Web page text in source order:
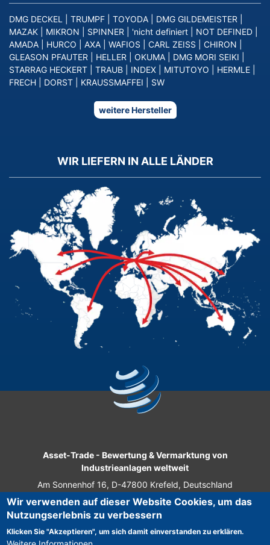
DMG DECKEL TRUMPF TOYODA DMG GILDEMEISTER
MAZAK
MIKRON SPINNER 'nicht definiert NOT DEFINED
AMADA
HURCO AXA WAFIOS CARL ZEISS CHIRON
GLEASON PFAUTER
HELLER OKUMA DMG MORI SEIKI
STARRAG HECKERT
TRAUB INDEX MITUTOYO HERMLE
FRECH
DORST KRAUSSMAFFEI SW
weitere Hersteller
WIR LIEFERN IN ALLE LÄNDER
Asset-Trade - Bewertung & Vermarktung von
Industrieanlagen weltweit
Am Sonnenhof 16, D-47800 Krefeld, Deutschland
Tel.: +49 2151 32 500 33
Fax.: +49 2151 65 29 22
© 2026 Asset-Trade
Wir verwenden auf dieser Website Cookies, um das
Nutzungserlebnis zu verbessern
Klicken Sie "Akzeptieren", um sich damit einverstanden zu erklären.